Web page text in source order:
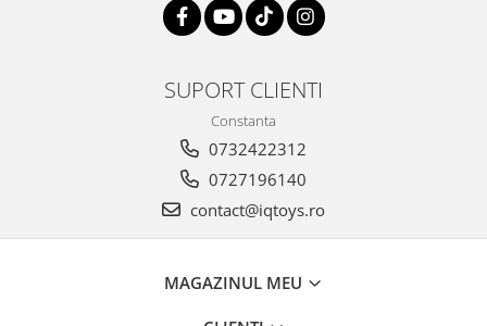
SUPORT CLIENTI
Constanta
0732422312
0727196140
contact@iqtoys.ro
MAGAZINUL MEU